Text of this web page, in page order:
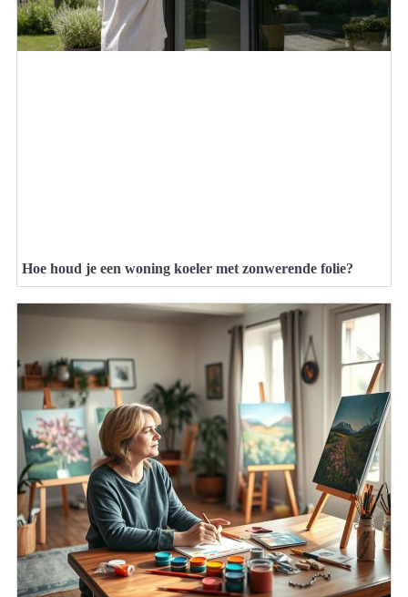
Hoe houd je een woning koeler met zonwerende folie?